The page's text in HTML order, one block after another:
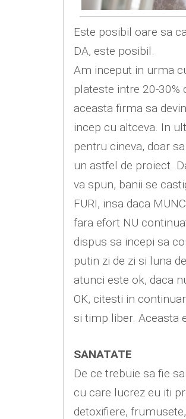
Este posibil oare sa
DA, este posibil.
Am inceput in urma
plateste intre 20-30%
aceasta firma sa
incep cu altceva. In
pentru cineva, doar
un astfel de proiect.
va spun, banii se
FURI, insa daca
fara efort NU
dispus sa incepi sa
putin zi de zi si luna
atunci este ok, daca
OK, citesti in
si timp liber. Aceasta
SANATATE
De ce trebuie sa fie
cu care lucrez eu iti
detoxifiere,